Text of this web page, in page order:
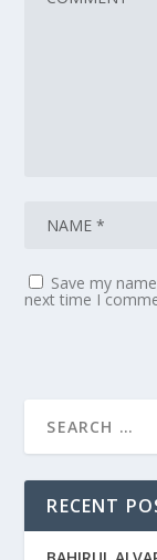
Save my
next time I
RECENT